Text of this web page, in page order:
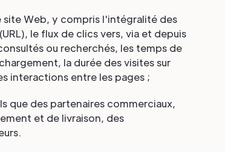
Web, y compris l'intégralité des
le flux de clics vers, via et depuis
ou recherchés, les temps de
la durée des visites sur
interactions entre les pages ;
que des partenaires commerciaux,
et de livraison, des